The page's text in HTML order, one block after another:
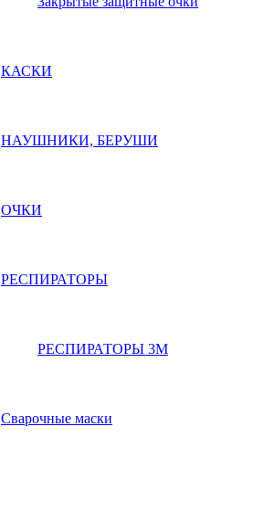
КАСКИ
НАУШНИКИ, БЕРУШИ
ОЧКИ
РЕСПИРАТОРЫ
РЕСПИРАТОРЫ 3М
Сварочные маски